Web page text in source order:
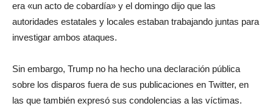
era «un acto de cobardía» y el domingo dijo que las
autoridades estatales y locales estaban trabajando juntas para
investigar ambos ataques.
Sin embargo, Trump no ha hecho una declaración pública
sobre los disparos fuera de sus publicaciones en Twitter, en
las que también expresó sus condolencias a las víctimas.